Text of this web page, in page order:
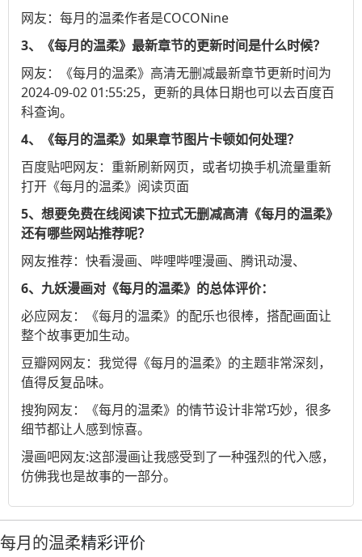
网友：每月的温柔作者是COCONine
3、《每月的温柔》最新章节的更新时间是什么时候？
网友：《每月的温柔》高清无删减最新章节更新时间为
2024-09-02 01:55:25，更新的具体日期也可以去百度百
科查询。
4、《每月的温柔》如果章节图片卡顿如何处理？
百度贴吧网友：重新刷新网页，或者切换手机流量重新
打开《每月的温柔》阅读页面
5、想要免费在线阅读下拉式无删减高清《每月的温柔》
还有哪些网站推荐呢？
网友推荐： 快看漫画、 哔哩哔哩漫画、 腾讯动漫、
6、九妖漫画对《每月的温柔》的总体评价：
必应网友：《每月的温柔》的配乐也很棒，搭配画面让
整个故事更加生动。
豆瓣网网友：我觉得《每月的温柔》的主题非常深刻，
值得反复品味。
搜狗网友：《每月的温柔》的情节设计非常巧妙，很多
细节都让人感到惊喜。
漫画吧网友:这部漫画让我感受到了一种强烈的代入感，
仿佛我也是故事的一部分。
每月的温柔精彩评价